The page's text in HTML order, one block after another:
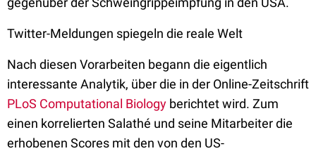
Twitter-Meldungen spiegeln die reale Welt
Nach diesen Vorarbeiten begann die eigentlich
interessante Analytik, über die in der Online-Zeitschrift
PLoS Computational Biology berichtet wird. Zum
einen korrelierten Salathé und seine Mitarbeiter die
erhobenen Scores mit den von den US-